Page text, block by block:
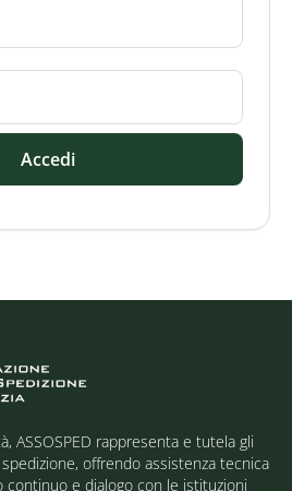
Accedi
ASSOSPED rappresenta e tutela gli
offrendo assistenza tecnica
continuo e dialogo con le istituzioni